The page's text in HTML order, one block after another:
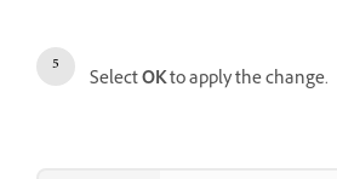
SelectOKto apply the change.